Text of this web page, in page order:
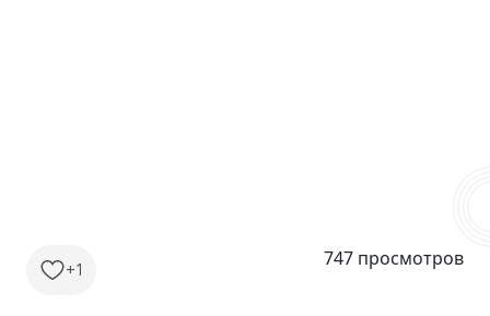
+1 747 просмотров